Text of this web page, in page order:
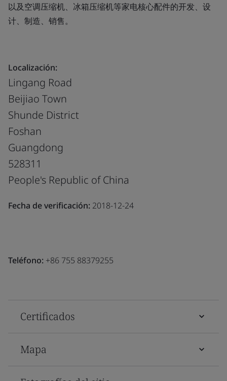
以及空调压缩机、冰箱压缩机等家电核心配件的开发、设
计、制造、销售。
Localización:
Lingang Road
Beijiao Town
Shunde District
Foshan
Guangdong
528311
People's Republic of China
Fecha de verificación: 2018-12-24
Teléfono: +86 755 88379255
Certificados
Mapa